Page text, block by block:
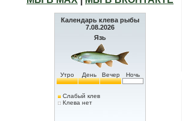
Календарь клева рыбы
7.08.2026
Язь
Утро День Вечер Ночь
Слабый клев
Клева нет